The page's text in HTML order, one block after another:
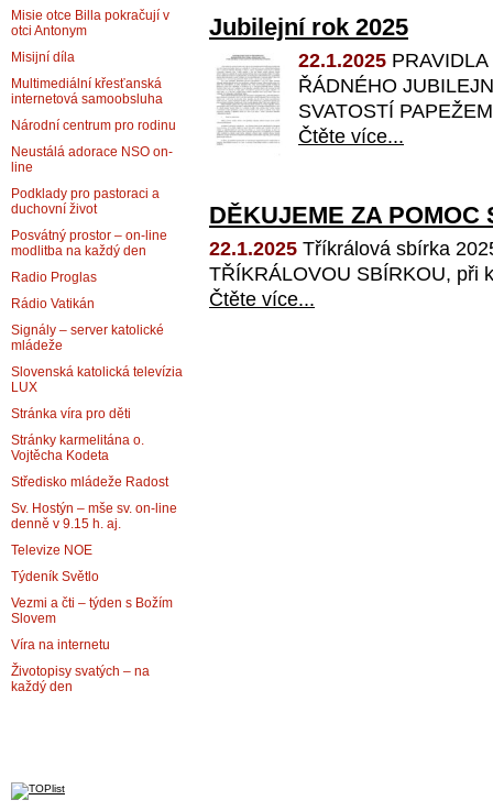
Jubilejní rok 2025
22.1.2025
ŘÁDNÉHO
SVATOSTÍ
Čtěte více...
DĚKUJEME ZA
22.1.2025 Tříkrálová sbírka
TŘÍKRÁLOVOU SBÍRKOU, při
Čtěte více...
Misie otce Billa pokračují v
otci Antonym
Misijní díla
Multimediální křesťanská
internetová samoobsluha
Národní centrum pro rodinu
Neustálá adorace NSO on-
line
Podklady pro pastoraci a
duchovní život
Posvátný prostor – on-line
modlitba na každý den
Radio Proglas
Rádio Vatikán
Signály – server katolické
mládeže
Slovenská katolická televízia
LUX
Stránka víra pro děti
Stránky karmelitána o.
Vojtěcha Kodeta
Středisko mládeže Radost
Sv. Hostýn – mše sv. on-line
denně v 9.15 h. aj.
Televize NOE
Týdeník Světlo
Vezmi a čti – týden s Božím
Slovem
Víra na internetu
Životopisy svatých – na
každý den